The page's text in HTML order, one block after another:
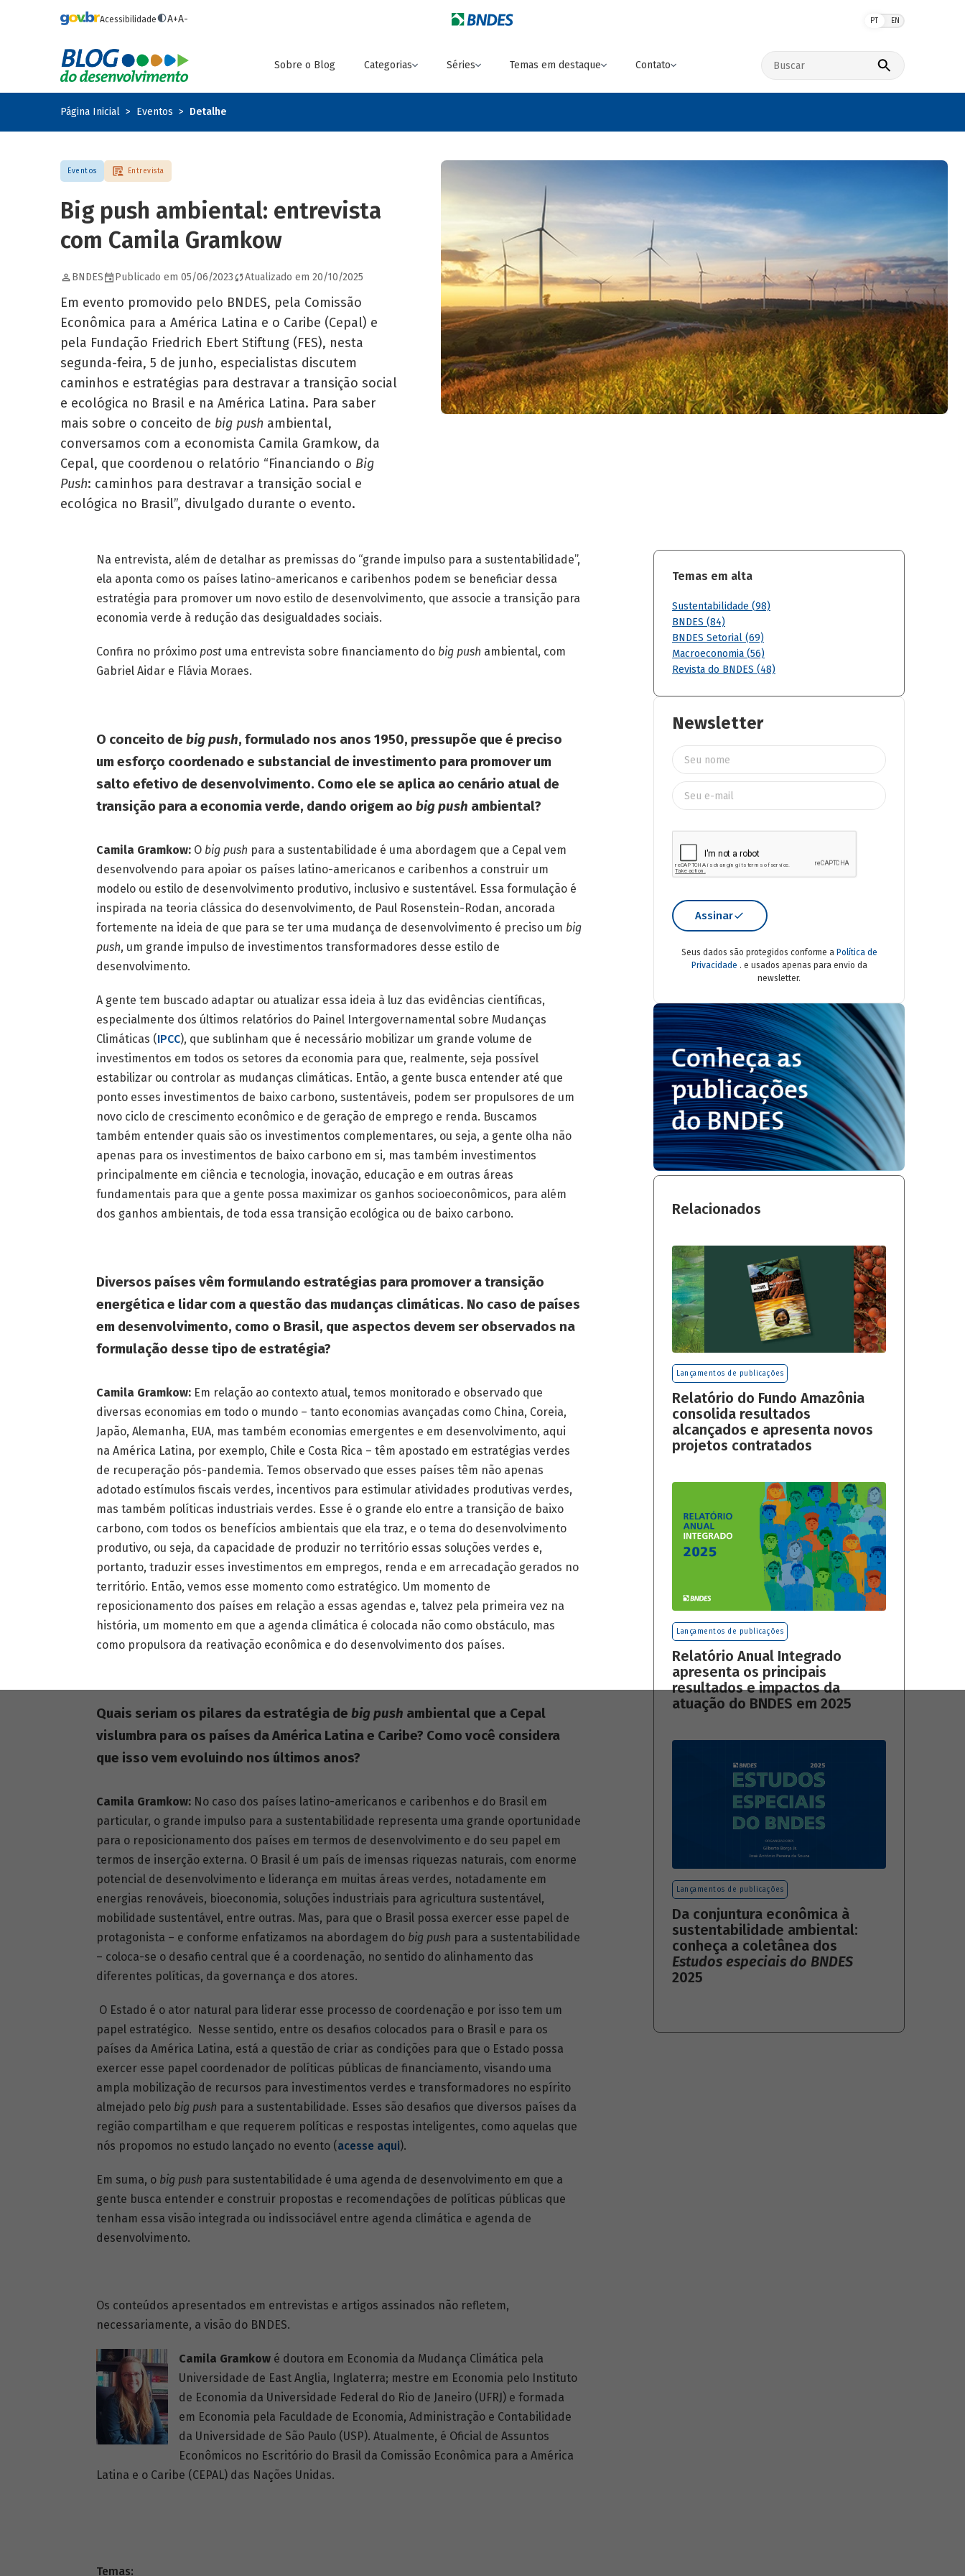
Acessibilidade A+A- PT EN
Sobre o Blog Categorias Séries Temas em destaque Contato
Buscar no site
Página Inicial Eventos Detalhe
Eventos Entrevista
Big push ambiental: entrevista
com Camila Gramkow
BNDES Publicado em 05/06/2023 Atualizado em 20/10/2025
Em evento promovido pelo BNDES, pela Comissão
Econômica para a América Latina e o Caribe (Cepal) e
pela Fundação Friedrich Ebert Stiftung (FES), nesta
segunda-feira, 5 de junho, especialistas discutem
caminhos e estratégias para destravar a transição social
e ecológica no Brasil e na América Latina. Para saber
mais sobre o conceito de big push ambiental,
conversamos com a economista Camila Gramkow, da
Cepal, que coordenou o relatório “Financiando o Big
Push: caminhos para destravar a transição social e
ecológica no Brasil”, divulgado durante o evento.
Na entrevista, além de detalhar as premissas do “grande impulso para a sustentabilidade”,
ela aponta como os países latino-americanos e caribenhos podem se beneficiar dessa
estratégia para promover um novo estilo de desenvolvimento, que associe a transição para
economia verde à redução das desigualdades sociais.
Confira no próximo post uma entrevista sobre financiamento do big push ambiental, com
Gabriel Aidar e Flávia Moraes.
O conceito de big push, formulado nos anos 1950, pressupõe que é preciso
um esforço coordenado e substancial de investimento para promover um
salto efetivo de desenvolvimento. Como ele se aplica ao cenário atual de
transição para a economia verde, dando origem ao big push ambiental?
Camila Gramkow: O big push para a sustentabilidade é uma abordagem que a Cepal vem
desenvolvendo para apoiar os países latino-americanos e caribenhos a construir um
modelo ou estilo de desenvolvimento produtivo, inclusivo e sustentável. Essa formulação é
inspirada na teoria clássica do desenvolvimento, de Paul Rosenstein-Rodan, ancorada
fortemente na ideia de que para se ter uma mudança de desenvolvimento é preciso um big
push, um grande impulso de investimentos transformadores desse estilo de
desenvolvimento.
A gente tem buscado adaptar ou atualizar essa ideia à luz das evidências científicas,
especialmente dos últimos relatórios do Painel Intergovernamental sobre Mudanças
Climáticas (IPCC), que sublinham que é necessário mobilizar um grande volume de
investimentos em todos os setores da economia para que, realmente, seja possível
estabilizar ou controlar as mudanças climáticas. Então, a gente busca entender até que
ponto esses investimentos de baixo carbono, sustentáveis, podem ser propulsores de um
novo ciclo de crescimento econômico e de geração de emprego e renda. Buscamos
também entender quais são os investimentos complementares, ou seja, a gente olha não
apenas para os investimentos de baixo carbono em si, mas também investimentos
principalmente em ciência e tecnologia, inovação, educação e em outras áreas
fundamentais para que a gente possa maximizar os ganhos socioeconômicos, para além
dos ganhos ambientais, de toda essa transição ecológica ou de baixo carbono.
Diversos países vêm formulando estratégias para promover a transição
energética e lidar com a questão das mudanças climáticas. No caso de países
em desenvolvimento, como o Brasil, que aspectos devem ser observados na
formulação desse tipo de estratégia?
Camila Gramkow: Em relação ao contexto atual, temos monitorado e observado que
diversas economias em todo o mundo – tanto economias avançadas como China, Coreia,
Japão, Alemanha, EUA, mas também economias emergentes e em desenvolvimento, aqui
na América Latina, por exemplo, Chile e Costa Rica – têm apostado em estratégias verdes
de recuperação pós-pandemia. Temos observado que esses países têm não apenas
adotado estímulos fiscais verdes, incentivos para estimular atividades produtivas verdes,
mas também políticas industriais verdes. Esse é o grande elo entre a transição de baixo
carbono, com todos os benefícios ambientais que ela traz, e o tema do desenvolvimento
produtivo, ou seja, da capacidade de produzir no território essas soluções verdes e,
portanto, traduzir esses investimentos em empregos, renda e em arrecadação gerados no
território. Então, vemos esse momento como estratégico. Um momento de
reposicionamento dos países em relação a essas agendas e, talvez pela primeira vez na
história, um momento em que a agenda climática é colocada não como obstáculo, mas
como propulsora da reativação econômica e do desenvolvimento dos países.
Quais seriam os pilares da estratégia de big push ambiental que a Cepal
vislumbra para os países da América Latina e Caribe? Como você considera
que isso vem evoluindo nos últimos anos?
Camila Gramkow: No caso dos países latino-americanos e caribenhos e do Brasil em
particular, o grande impulso para a sustentabilidade representa uma grande oportunidade
para o reposicionamento dos países em termos de desenvolvimento e do seu papel em
termos de inserção externa. O Brasil é um país de imensas riquezas naturais, com enorme
potencial de desenvolvimento e liderança em muitas áreas verdes, notadamente em
energias renováveis, bioeconomia, soluções industriais para agricultura sustentável,
mobilidade sustentável, entre outras. Mas, para que o Brasil possa exercer esse papel de
protagonista – e conforme enfatizamos na abordagem do big push para a sustentabilidade
– coloca-se o desafio central que é a coordenação, no sentido do alinhamento das
diferentes políticas, da governança e dos atores.
O Estado é o ator natural para liderar esse processo de coordenação e por isso tem um
papel estratégico. Nesse sentido, entre os desafios colocados para o Brasil e para os
países da América Latina, está a questão de criar as condições para que o Estado possa
exercer esse papel coordenador de políticas públicas de financiamento, visando uma
ampla mobilização de recursos para investimentos verdes e transformadores no espírito
almejado pelo big push para a sustentabilidade. Esses são desafios que diversos países da
região compartilham e que requerem políticas e respostas inteligentes, como aquelas que
nós propomos no estudo lançado no evento (acesse aqui).
Em suma, o big push para sustentabilidade é uma agenda de desenvolvimento em que a
gente busca entender e construir propostas e recomendações de políticas públicas que
tenham essa visão integrada ou indissociável entre agenda climática e agenda de
desenvolvimento.
Os conteúdos apresentados em entrevistas e artigos assinados não refletem,
necessariamente, a visão do BNDES.
Camila Gramkow é doutora em Economia da Mudança Climática pela
Universidade de East Anglia, Inglaterra; mestre em Economia pelo Instituto
de Economia da Universidade Federal do Rio de Janeiro (UFRJ) e formada
em Economia pela Faculdade de Economia, Administração e Contabilidade
da Universidade de São Paulo (USP). Atualmente, é Oficial de Assuntos
Econômicos no Escritório do Brasil da Comissão Econômica para a América
Latina e o Caribe (CEPAL) das Nações Unidas.
Temas:
Temas em alta
Sustentabilidade (98)
BNDES (84)
BNDES Setorial (69)
Macroeconomia (56)
Revista do BNDES (48)
Newsletter
Assinar
Seus dados são protegidos conforme a Política de
Privacidade . e usados apenas para envio da
newsletter.
Relacionados
Lançamentos de publicações
Relatório do Fundo Amazônia
consolida resultados
alcançados e apresenta novos
projetos contratados
Lançamentos de publicações
Relatório Anual Integrado
apresenta os principais
resultados e impactos da
atuação do BNDES em 2025
Lançamentos de publicações
Da conjuntura econômica à
sustentabilidade ambiental:
conheça a coletânea dos
Estudos especiais do BNDES
2025